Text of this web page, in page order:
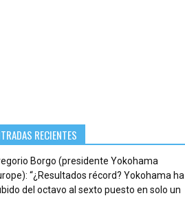
RECIENTES
Borgo (presidente Yokohama
“¿Resultados récord? Yokohama ha
del octavo al sexto puesto en solo un